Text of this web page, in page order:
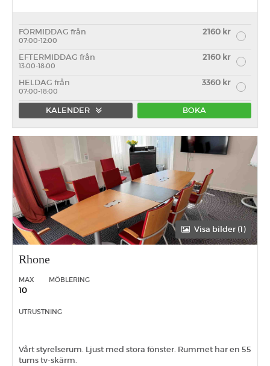
FÖRMIDDAG från 2160 kr
07:00-12:00
EFTERMIDDAG från 2160 kr
13:00-18:00
HELDAG från 3360 kr
07:00-18:00
KALENDER BOKA
Förmiddag Eftermiddag Heldag
Visa bilder (1)
Rhone
MAX
10
MÖBLERING
UTRUSTNING
Vårt styrelserum. Ljust med stora fönster. Rummet har en 55
tums tv-skärm.